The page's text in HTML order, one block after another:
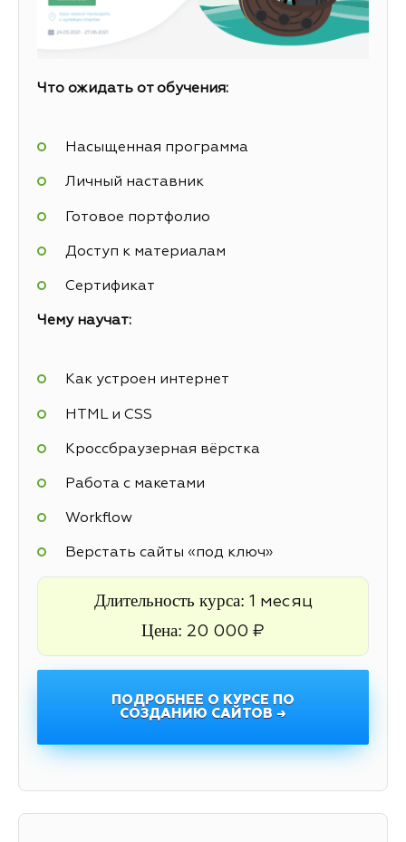
Что ожидать от обучения:
Насыщенная программа
Личный наставник
Готовое портфолио
Доступ к материалам
Сертификат
Чему научат:
Как устроен интернет
HTML и CSS
Кроссбраузерная вёрстка
Работа с макетами
Workflow
Верстать сайты «под ключ»
Длительность курса: 1 месяц
Цена: 20 000 ₽
ПОДРОБНЕЕ О КУРСЕ ПО
СОЗДАНИЮ САЙТОВ →